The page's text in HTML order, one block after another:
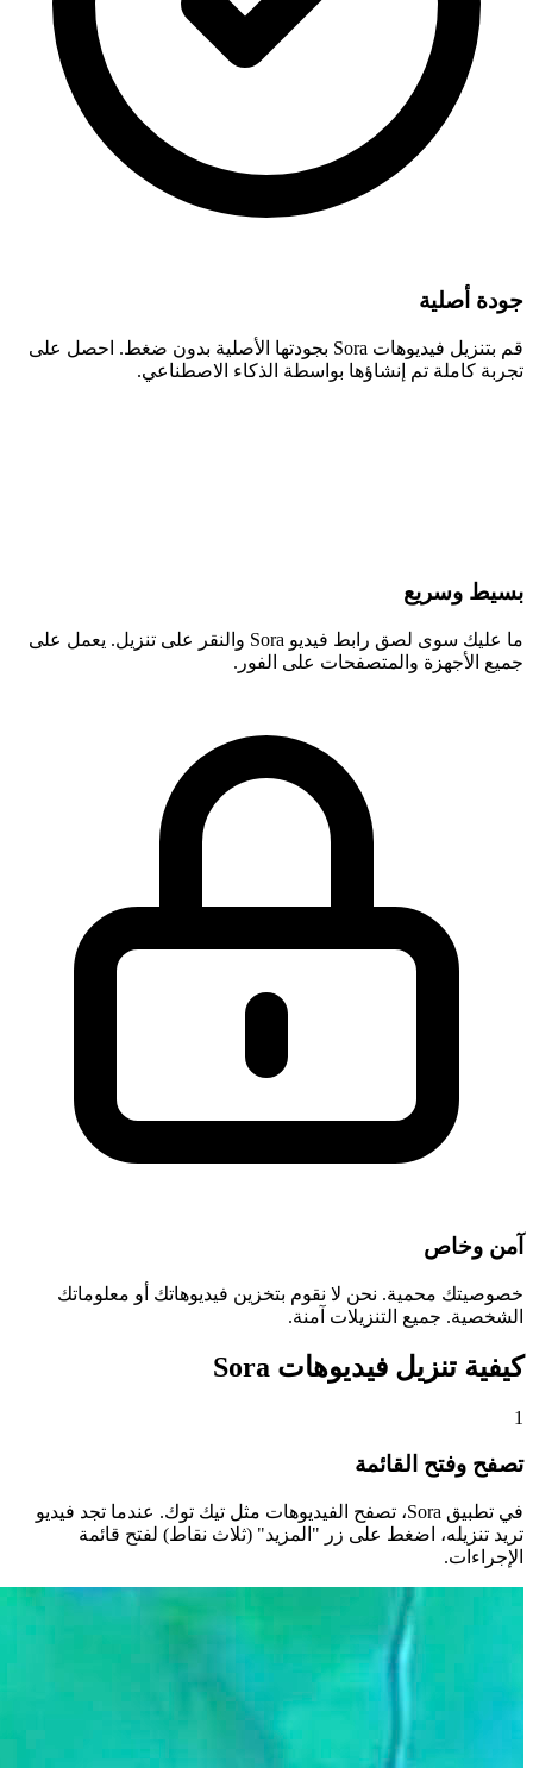
جودة أصلية
قم بتنزيل فيديوهات Sora بجودتها الأصلية بدون ضغط. احصل على
تجربة كاملة تم إنشاؤها بواسطة الذكاء الاصطناعي.
بسيط وسريع
ما عليك سوى لصق رابط فيديو Sora والنقر على تنزيل. يعمل على
جميع الأجهزة والمتصفحات على الفور.
آمن وخاص
خصوصيتك محمية. نحن لا نقوم بتخزين فيديوهاتك أو معلوماتك
الشخصية. جميع التنزيلات آمنة.
كيفية تنزيل فيديوهات Sora
1
تصفح وفتح القائمة
في تطبيق Sora، تصفح الفيديوهات مثل تيك توك. عندما تجد فيديو
تريد تنزيله، اضغط على زر "المزيد" (ثلاث نقاط) لفتح قائمة
الإجراءات.